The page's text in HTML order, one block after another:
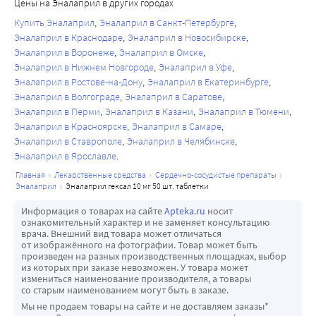
функции почек и каких-либо других осложняющих
факторов, нейтропения возникает редко.
Эналаприл следует назначать с особой осторожностью
пациентам с болезнью соединительной ткани, при
лечении иммунодепрессантами, аллопуринолом или
прокаинамидом, или при сочетании этих осложняющих
факторов, особенно при наличии предсуществующего
нарушения функции почек. У некоторых из этих
пациентов возникли серьезные инфекционные
заболевания, которые в нескольких случаях не
поддавались интенсивной антибиотикотерапии. При
рекомендуется периодически проводить измерение
уровня лейкоцитов и уведомить пациентов о
необходимости сообщать о любых признаках инфекции.
Повышенная чувствительность/ангионевротический
отек
У пациентов, получавших лечение ингибиторами
нечасто: гиперемия (покраснение кожных покровов),
недомогание, лихорадка, дисфония.
Влияние на результаты лабораторных и
инструментальных методов исследования
часто: гиперкалиемия, повышение уровня креатинина в
плазме крови;
нечасто: повышение уровня мочевины в плазме крови,
гипонатриемия;
трансаминаз, повышение уровня билирубина в плазме
Не рекомендуется одновременное применение
эналаприла и препаратов лития, поскольку
увеличивается концентрация лития в плазме крови и,
соответственно, наблюдается усиление его токсических
эффектов. При одновременном применении эналаприла
и препаратов лития необходимо контролировать
концентрацию лития в плазме крови. Одновременное
применение с тиазидными диуретиками приводит к
При одновременном применении эналаприла с
(натрия ауротиомалат) возможно возникновение
симптомокомплекса, включающего гиперемию лица,
тошноту, рвоту, артериальную гипотензию.
Ослабляет действие лекарственных средств,
содержащих теофиллин.
Одновременный прием с инсулином и
Цены на Эналаприл в других городах
Купить Эналаприл Эналаприл в Санкт-Петербурге
Эналаприл в Краснодаре Эналаприл в Новосибирске
Эналаприл в Воронеже Эналаприл в Омске
Эналаприл в Нижнем Новгороде Эналаприл в Уфе
Эналаприл в Ростове-на-Дону Эналаприл в Екатеринбурге
Эналаприл в Волгограде Эналаприл в Саратове
Эналаприл в Перми Эналаприл в Казани Эналаприл в Тюмени
Эналаприл в Красноярске Эналаприл в Самаре
Эналаприл в Ставрополе Эналаприл в Челябинске
Эналаприл в Ярославле
главная лекарственные средства
сердечно-сосудистые препараты
эналаприл
эналаприл гексал 10 мг 50 шт. таблетки
Информация о товарах на сайтеApteka.ru носит
ознакомительный характер и не заменяет консультацию
врача. Внешний вид товара может отличаться
от изображённого на фотографии. Товар может быть
произведен на разных производственных площадках, выбор
из которых при заказе невозможен. У товара может
измениться наименование производителя, а товары
со старым наименованием могут быть в заказе.
Мы не продаем товары на сайте и не доставляем заказы*